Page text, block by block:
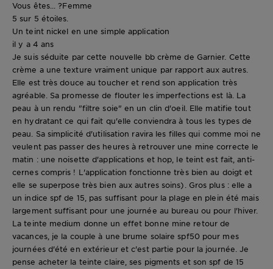
Vous êtes... ?Femme
5 sur 5 étoiles.
Un teint nickel en une simple application
il y a 4 ans
Je suis séduite par cette nouvelle bb crème de Garnier. Cette
crème a une texture vraiment unique par rapport aux autres.
Elle est très douce au toucher et rend son application très
agréable. Sa promesse de flouter les imperfections est là. La
peau à un rendu "filtre soie" en un clin d'oeil. Elle matifie tout
en hydratant ce qui fait qu'elle conviendra à tous les types de
peau. Sa simplicité d'utilisation ravira les filles qui comme moi ne
veulent pas passer des heures à retrouver une mine correcte le
matin : une noisette d'applications et hop, le teint est fait, anti-
cernes compris ! L'application fonctionne très bien au doigt et
elle se superpose très bien aux autres soins). Gros plus : elle a
un indice spf de 15, pas suffisant pour la plage en plein été mais
largement suffisant pour une journée au bureau ou pour l'hiver.
La teinte medium donne un effet bonne mine retour de
vacances, je la couple à une brume solaire spf50 pour mes
journées d'été en extérieur et c'est partie pour la journée. Je
pense acheter la teinte claire, ses pigments et son spf de 15